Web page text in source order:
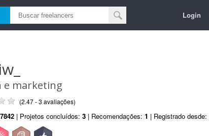
Login
e marketing
(2.47 - 3 avaliações)
| Projetos concluídos: 3 | Recomendações: 1 | Registrado desde: